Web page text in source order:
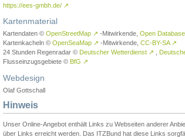
https://ees-gmbh.de/ ↗
Kartenmaterial
Kartendaten © OpenStreetMap ↗ -Mitwirkende, Open
Kartenkacheln © OpenSeaMap ↗ -Mitwirkende, CC-BY-SA ↗
24 Stunden Regenradar © Deutscher Wetterdienst ↗
Flusseinzugsgebiete © BfG ↗
Webdesign
Olaf Gottschall
Hinweis
Unser Online-Angebot enthält Links zu Webseiten anderer
über Links erreicht werden. Das ITZBund hat diese Links